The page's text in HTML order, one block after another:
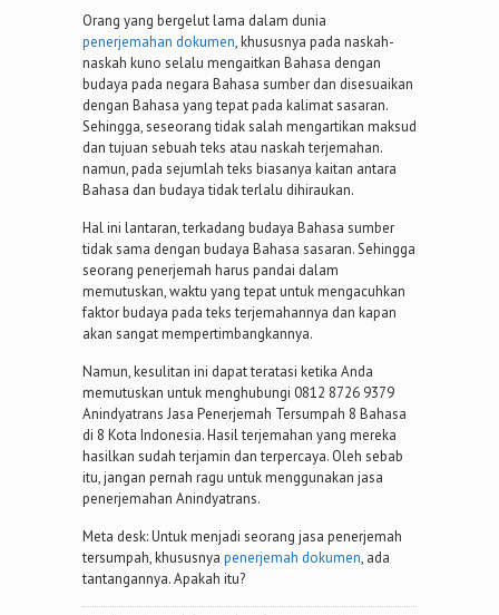
Orang yang bergelut lama dalam dunia
penerjemahan dokumen, khususnya pada naskah-
naskah kuno selalu mengaitkan Bahasa dengan
budaya pada negara Bahasa sumber dan disesuaikan
dengan Bahasa yang tepat pada kalimat sasaran.
Sehingga, seseorang tidak salah mengartikan maksud
dan tujuan sebuah teks atau naskah terjemahan.
namun, pada sejumlah teks biasanya kaitan antara
Bahasa dan budaya tidak terlalu dihiraukan.
Hal ini lantaran, terkadang budaya Bahasa sumber
tidak sama dengan budaya Bahasa sasaran. Sehingga
seorang penerjemah harus pandai dalam
memutuskan, waktu yang tepat untuk mengacuhkan
faktor budaya pada teks terjemahannya dan kapan
akan sangat mempertimbangkannya.
Namun, kesulitan ini dapat teratasi ketika Anda
memutuskan untuk menghubungi 0812 8726 9379
Anindyatrans Jasa Penerjemah Tersumpah 8 Bahasa
di 8 Kota Indonesia. Hasil terjemahan yang mereka
hasilkan sudah terjamin dan terpercaya. Oleh sebab
itu, jangan pernah ragu untuk menggunakan jasa
penerjemahan Anindyatrans.
Meta desk: Untuk menjadi seorang jasa penerjemah
tersumpah, khususnya penerjemah dokumen, ada
tantangannya. Apakah itu?